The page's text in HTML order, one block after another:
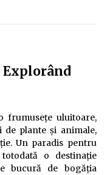
u razvoju zajednice
Explorând
frumusețe uluitoare,
de plante și animale,
Un paradis pentru
o destinație
bucură de bogăția